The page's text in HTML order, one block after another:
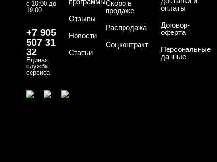
с 10:00 до
19:00
+7 905
507 31
32
Единая
служба
сервиса
программы
Отзывы
Новости
Статьи
Скоро в
продаже
Распродажа
Соцконтракт
оплаты
Договор-
оферта
Персональные
данные